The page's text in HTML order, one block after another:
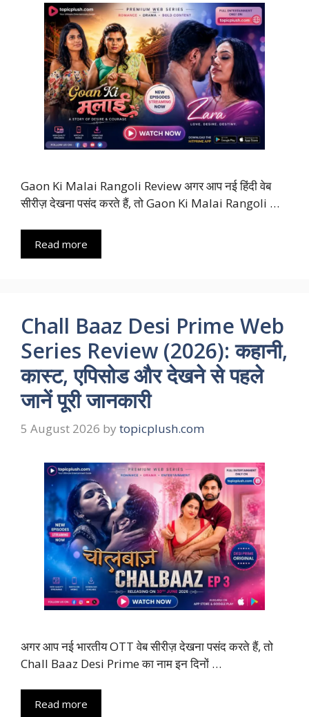
Gaon Ki Malai Rangoli Review अगर आप नई हिंदी वेब
सीरीज़ देखना पसंद करते हैं, तो Gaon Ki Malai Rangoli …
Read more
Chall Baaz Desi Prime Web
Series Review (2026): कहानी,
कास्ट, एपिसोड और देखने से पहले
जानें पूरी जानकारी
5 August 2026 by topicplush.com
अगर आप नई भारतीय OTT वेब सीरीज़ देखना पसंद करते हैं, तो
Chall Baaz Desi Prime का नाम इन दिनों …
Read more